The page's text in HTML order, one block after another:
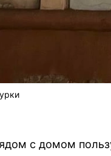
с домом